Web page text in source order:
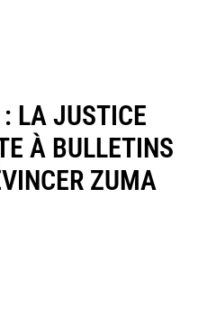
: LA JUSTICE
À BULLETINS
ZUMA